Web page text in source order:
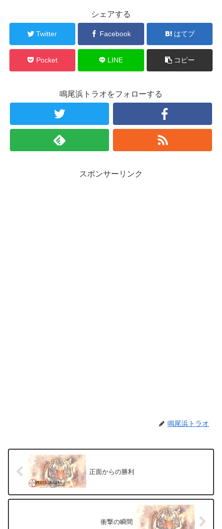
シェアする
Twitter Facebook はてブ
Pocket LINE コピー
鳴尾浜トラオをフォローする
スポンサーリンク
鳴尾浜トラオ
正面からの勝利
衝撃の瞬間